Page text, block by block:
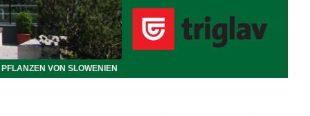
PFLANZEN VON SLOWENIEN